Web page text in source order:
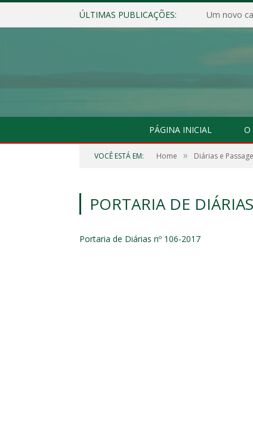
ÚLTIMAS PUBLICAÇÕES: Um novo
PÁGINA INICIAL O
VOCÊ ESTÁ EM: Home » Diárias e
PORTARIA DE
Portaria de Diárias nº 106-2017